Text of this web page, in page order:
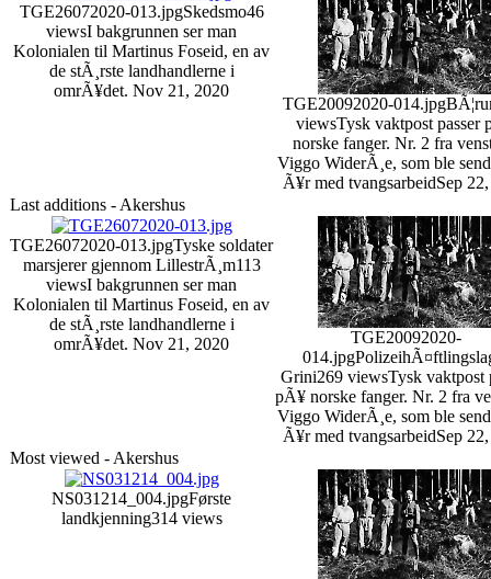
TGE26072020-013.jpgSkedsmo46
viewsI bakgrunnen ser man
Kolonialen til Martinus Foseid, en av
de stÃ¸rste landhandlerne i
omrÃ¥det. Nov 21, 2020
TGE20092020-014.jpg
viewsTysk vaktpost passer
norske fanger. Nr. 2 fra
Viggo WiderÃ¸e, som ble
Ã¥r med tvangsarbeidSep
Last additions - Akershus
TGE26072020-013.jpgTyske soldater
marsjerer gjennom LillestrÃ¸m113
viewsI bakgrunnen ser man
Kolonialen til Martinus Foseid, en av
de stÃ¸rste landhandlerne i
omrÃ¥det. Nov 21, 2020
TGE20092020-
014.jpg
Grini269 viewsTysk vaktpost
pÃ¥ norske fanger. Nr. 2 fra
Viggo WiderÃ¸e, som ble
Ã¥r med tvangsarbeidSep
Most viewed - Akershus
NS031214_004.jpgFørste
landkjenning314 views